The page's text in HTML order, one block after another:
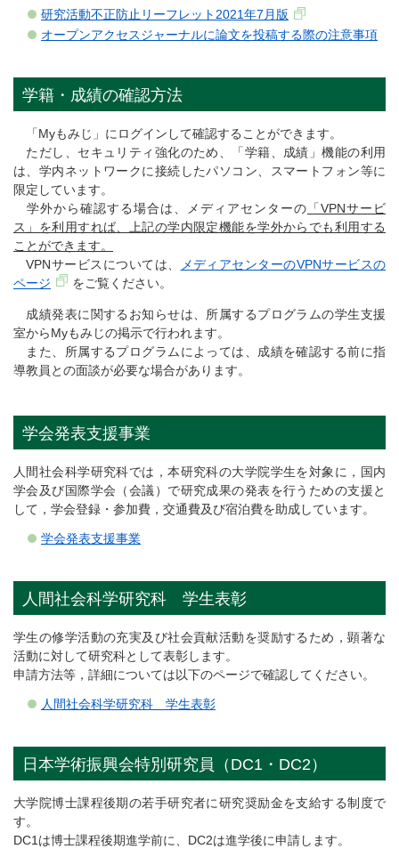
研究活動不正防止リーフレット2021年7月版
オープンアクセスジャーナルに論文を投稿する際の注意事項
学籍・成績の確認方法
「Myもみじ」にログインして確認することができます。
ただし、セキュリティ強化のため、「学籍、成績」機能の利用
は、学内ネットワークに接続したパソコン、スマートフォン等に
限定しています。
学外から確認する場合は、メディアセンターの 「VPNサービ
ス」を利用すれば、上記の学内限定機能を学外からでも利用する
ことができます。
VPNサービスについては、
メディアセンターのVPNサービスの
ページ
をご覧ください。
成績発表に関するお知らせは、所属するプログラムの学生支援
室からMyもみじの掲示で行われます。
また、所属するプログラムによっては、成績を確認する前に指
導教員との面談が必要な場合があります。
学会発表支援事業
人間社会科学研究科では，本研究科の大学院学生を対象に，国内
学会及び国際学会（会議）で研究成果の発表を行うための支援と
して，学会登録・参加費，交通費及び宿泊費を助成しています。
学会発表支援事業
人間社会科学研究科 学生表彰
学生の修学活動の充実及び社会貢献活動を奨励するため，顕著な
活動に対して研究科として表彰します。
申請方法等，詳細については以下のページで確認してください。
人間社会科学研究科 学生表彰
日本学術振興会特別研究員（DC1・DC2）
大学院博士課程後期の若手研究者に研究奨励金を支給する制度で
す。
DC1は博士課程後期進学前に、DC2は進学後に申請します。